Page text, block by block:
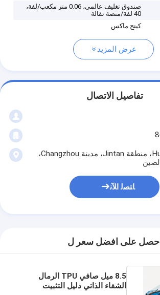
صندوق تغليف عالمي، 0.06 متر مكعب/لفة،
40 لفة/منصة نقالة
كينج ماكس
عرض المزيد
تفاصيل الاتصال
رقم 9، طريق Huihua، منطقة Jintan، مدينة Changzhou،
ﺎﺘﺼﻟ ﺍﻶﻧ
احصل على افضل سعر ل
8.5 ميل صافي TPU الرمال
الشفاء الذاتي دليل التثبيت